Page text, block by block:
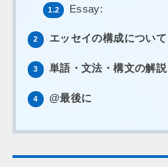
1.2 Essay:
2 エッセイの構成について
3 単語・文法・構文の解説
4 @最後に